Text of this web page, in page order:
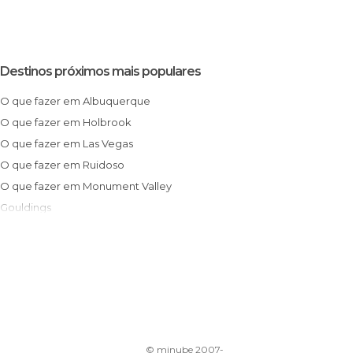
Destinos próximos mais populares
O que fazer em Albuquerque
O que fazer em Holbrook
O que fazer em Las Vegas
O que fazer em Ruidoso
O que fazer em Monument Valley
Gouldings
© minube 2007-